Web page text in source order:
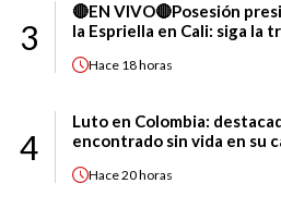
3
🔴EN VIVO🔴Posesión
la Espriella en Cali: siga la
Hace 18 horas
4
Luto en Colombia:
encontrado sin vida en su
Hace20 horas